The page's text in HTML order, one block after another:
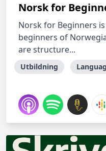
Norsk for
Norsk for Beginners
beginners of
are structure...
Utbildning